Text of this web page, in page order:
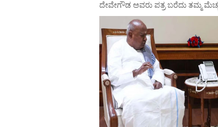
ದೇವೇಗೌಡ ಅವರು ಪತ್ರ ಬರೆದು ತಮ್ಮ